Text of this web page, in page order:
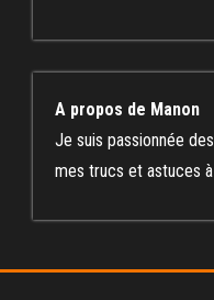
A propos de Manon
Je suis passionnée
mes trucs et astuces